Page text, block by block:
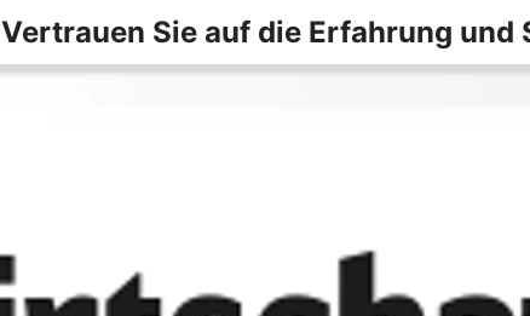
Vertrauen Sie auf die Erfahrung und